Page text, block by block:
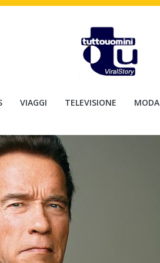
VIAGGI TELEVISIONE MODA